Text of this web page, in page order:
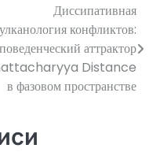
Диссипативная
конфликтов:
поведенческий аттрактор
Distance
в фазовом пространстве